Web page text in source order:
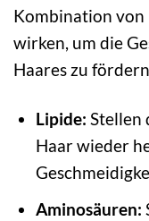
Kombination von
wirken, um die
Haares zu
Lipide: Stellen
Haar wieder
Aminosäuren: